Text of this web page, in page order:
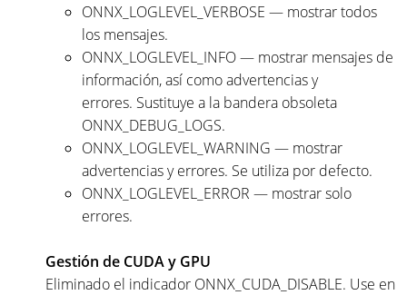
ONNX_LOGLEVEL_VERBOSE — mostrar todos
los mensajes.
ONNX_LOGLEVEL_INFO — mostrar mensajes de
información, así como advertencias y
errores. Sustituye a la bandera obsoleta
ONNX_DEBUG_LOGS.
ONNX_LOGLEVEL_WARNING — mostrar
advertencias y errores. Se utiliza por defecto.
ONNX_LOGLEVEL_ERROR — mostrar solo
errores.
Gestión de CUDA y GPU
Eliminado el indicador ONNX_CUDA_DISABLE. Use en